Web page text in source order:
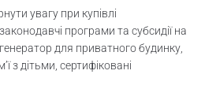
увагу при купівлі
програми та субсидії на
для приватного будинку,
з дітьми, сертифіковані